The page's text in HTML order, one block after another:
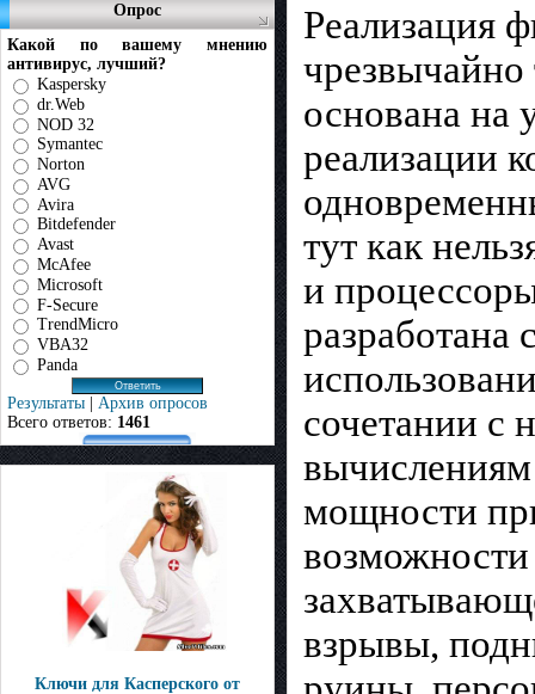
Опрос
Какой по вашему мнению
антивирус, лучший?
Kaspersky
dr.Web
NOD 32
Symantec
Norton
AVG
Avira
Bitdefender
Avast
McAfee
Microsoft
F-Secure
TrendMicro
VBA32
Panda
Результаты | Архив опросов
Всего ответов: 1461
Ключи для Касперского от
Реализация
основана на
реализации
тут как
и
разработана
сочетании с
мощности
возможности
взрывы,